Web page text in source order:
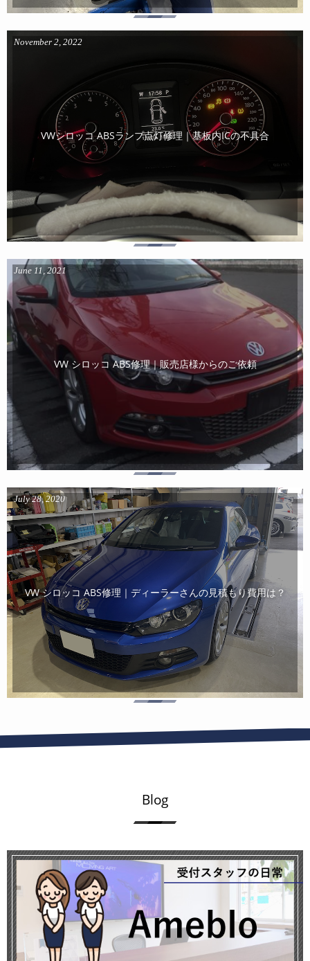
VWシロッコ ABSランプ点灯修理｜基板内ICの不具合
November 2, 2022
VW シロッコ ABS修理｜販売店様からのご依頼
June 11 ,2021
VW シロッコ ABS修理｜ディーラーさんの見積もり費用は？
July 28,2020
Blog